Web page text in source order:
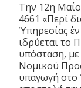
Την 12η
4661 «Περί
Ὑπηρεσίας
ιδρύεται το
υπόσταση,
Νομικού
υπαγωγή στο